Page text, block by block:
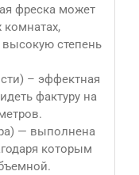
фреска может
степень
– эффектная
фактуру на
— выполнена
которым